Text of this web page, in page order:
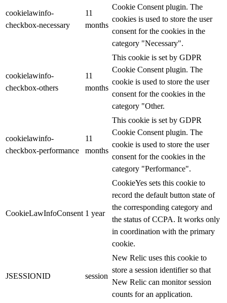
cookielawinfo-
checkbox-necessary
11
months
Cookie Consent plugin. The
cookies is used to store the user
consent for the cookies in the
category "Necessary".
cookielawinfo-
checkbox-others
11
months
This cookie is set by GDPR
Cookie Consent plugin. The
cookie is used to store the user
consent for the cookies in the
category "Other.
cookielawinfo-
checkbox-performance
11
months
This cookie is set by GDPR
Cookie Consent plugin. The
cookie is used to store the user
consent for the cookies in the
category "Performance".
CookieLawInfoConsent 1 year
CookieYes sets this cookie to
record the default button state of
the corresponding category and
the status of CCPA. It works only
in coordination with the primary
cookie.
JSESSIONID session
New Relic uses this cookie to
store a session identifier so that
New Relic can monitor session
counts for an application.